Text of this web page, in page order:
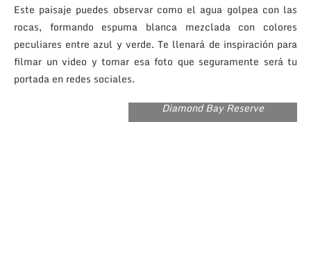
Este paisaje puedes observar como el agua golpea con las
rocas, formando espuma blanca mezclada con colores
peculiares entre azul y verde. Te llenará de inspiración para
filmar un video y tomar esa foto que seguramente será tu
portada en redes sociales.
Diamond Bay Reserve